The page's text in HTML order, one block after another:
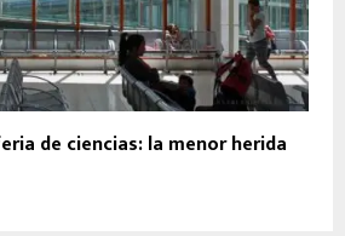
de ciencias: la menor herida